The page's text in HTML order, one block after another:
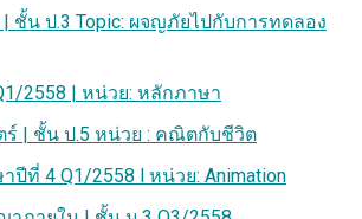
ชั้น ป.3 Topic: ผจญภัยไปกับการทดลอง
2558 | หน่วย: หลักภาษา
ร์ | ชั้น ป.5 หน่วย : คณิตกับชีวิต
ปีที่ 4 Q1/2558 l หน่วย: Animation